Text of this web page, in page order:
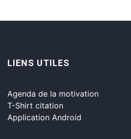
LIENS UTILES
Agenda de la motivation
T-Shirt citation
Application Android